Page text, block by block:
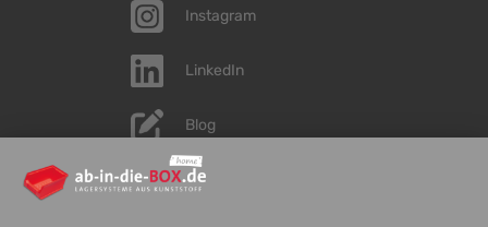
Instagram
LinkedIn
Blog
YouTube